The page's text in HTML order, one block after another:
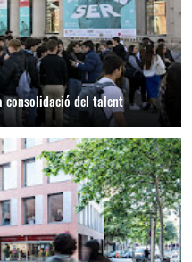
consolidació del talent